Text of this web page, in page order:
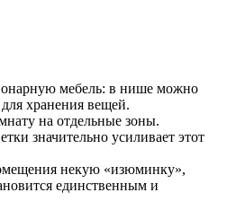
мебель: в нише можно
хранения вещей.
на отдельные зоны.
значительно усиливает этот
некую «изюминку»,
единственным и